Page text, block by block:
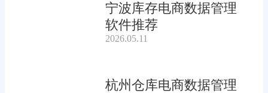
宁波库存电商数据管理
软件推荐
2026.05.11
杭州仓库电商数据管理